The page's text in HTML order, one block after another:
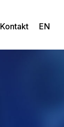
Kontakt EN